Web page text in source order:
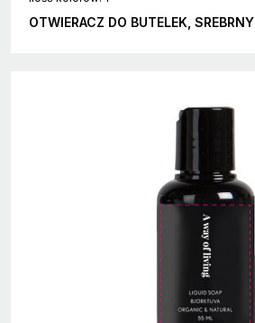
OTWIERACZ DO BUTELEK, SREBRNY